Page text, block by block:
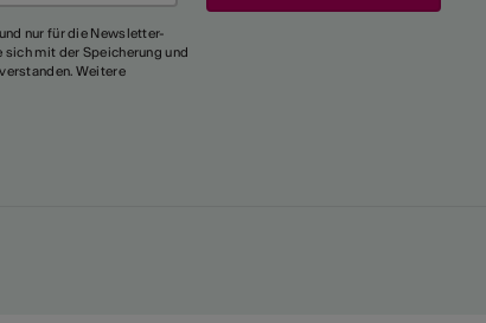
nur für die Newsletter-
mit der Speicherung und
Weitere